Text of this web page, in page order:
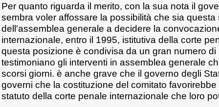
Per quanto riguarda il merito, con la sua nota il
sembra voler affossare la possibilità che sia questa
dell'assemblea generale a decidere la
internazionale, entro il 1995, istitutiva della corte
questa posizione è condivisa da un gran numero di
testimoniano gli interventi in assemblea generale
scorsi giorni. è anche grave che il governo degli
governi che la costituzione del comitato
statuto della corte penale internazionale che loro